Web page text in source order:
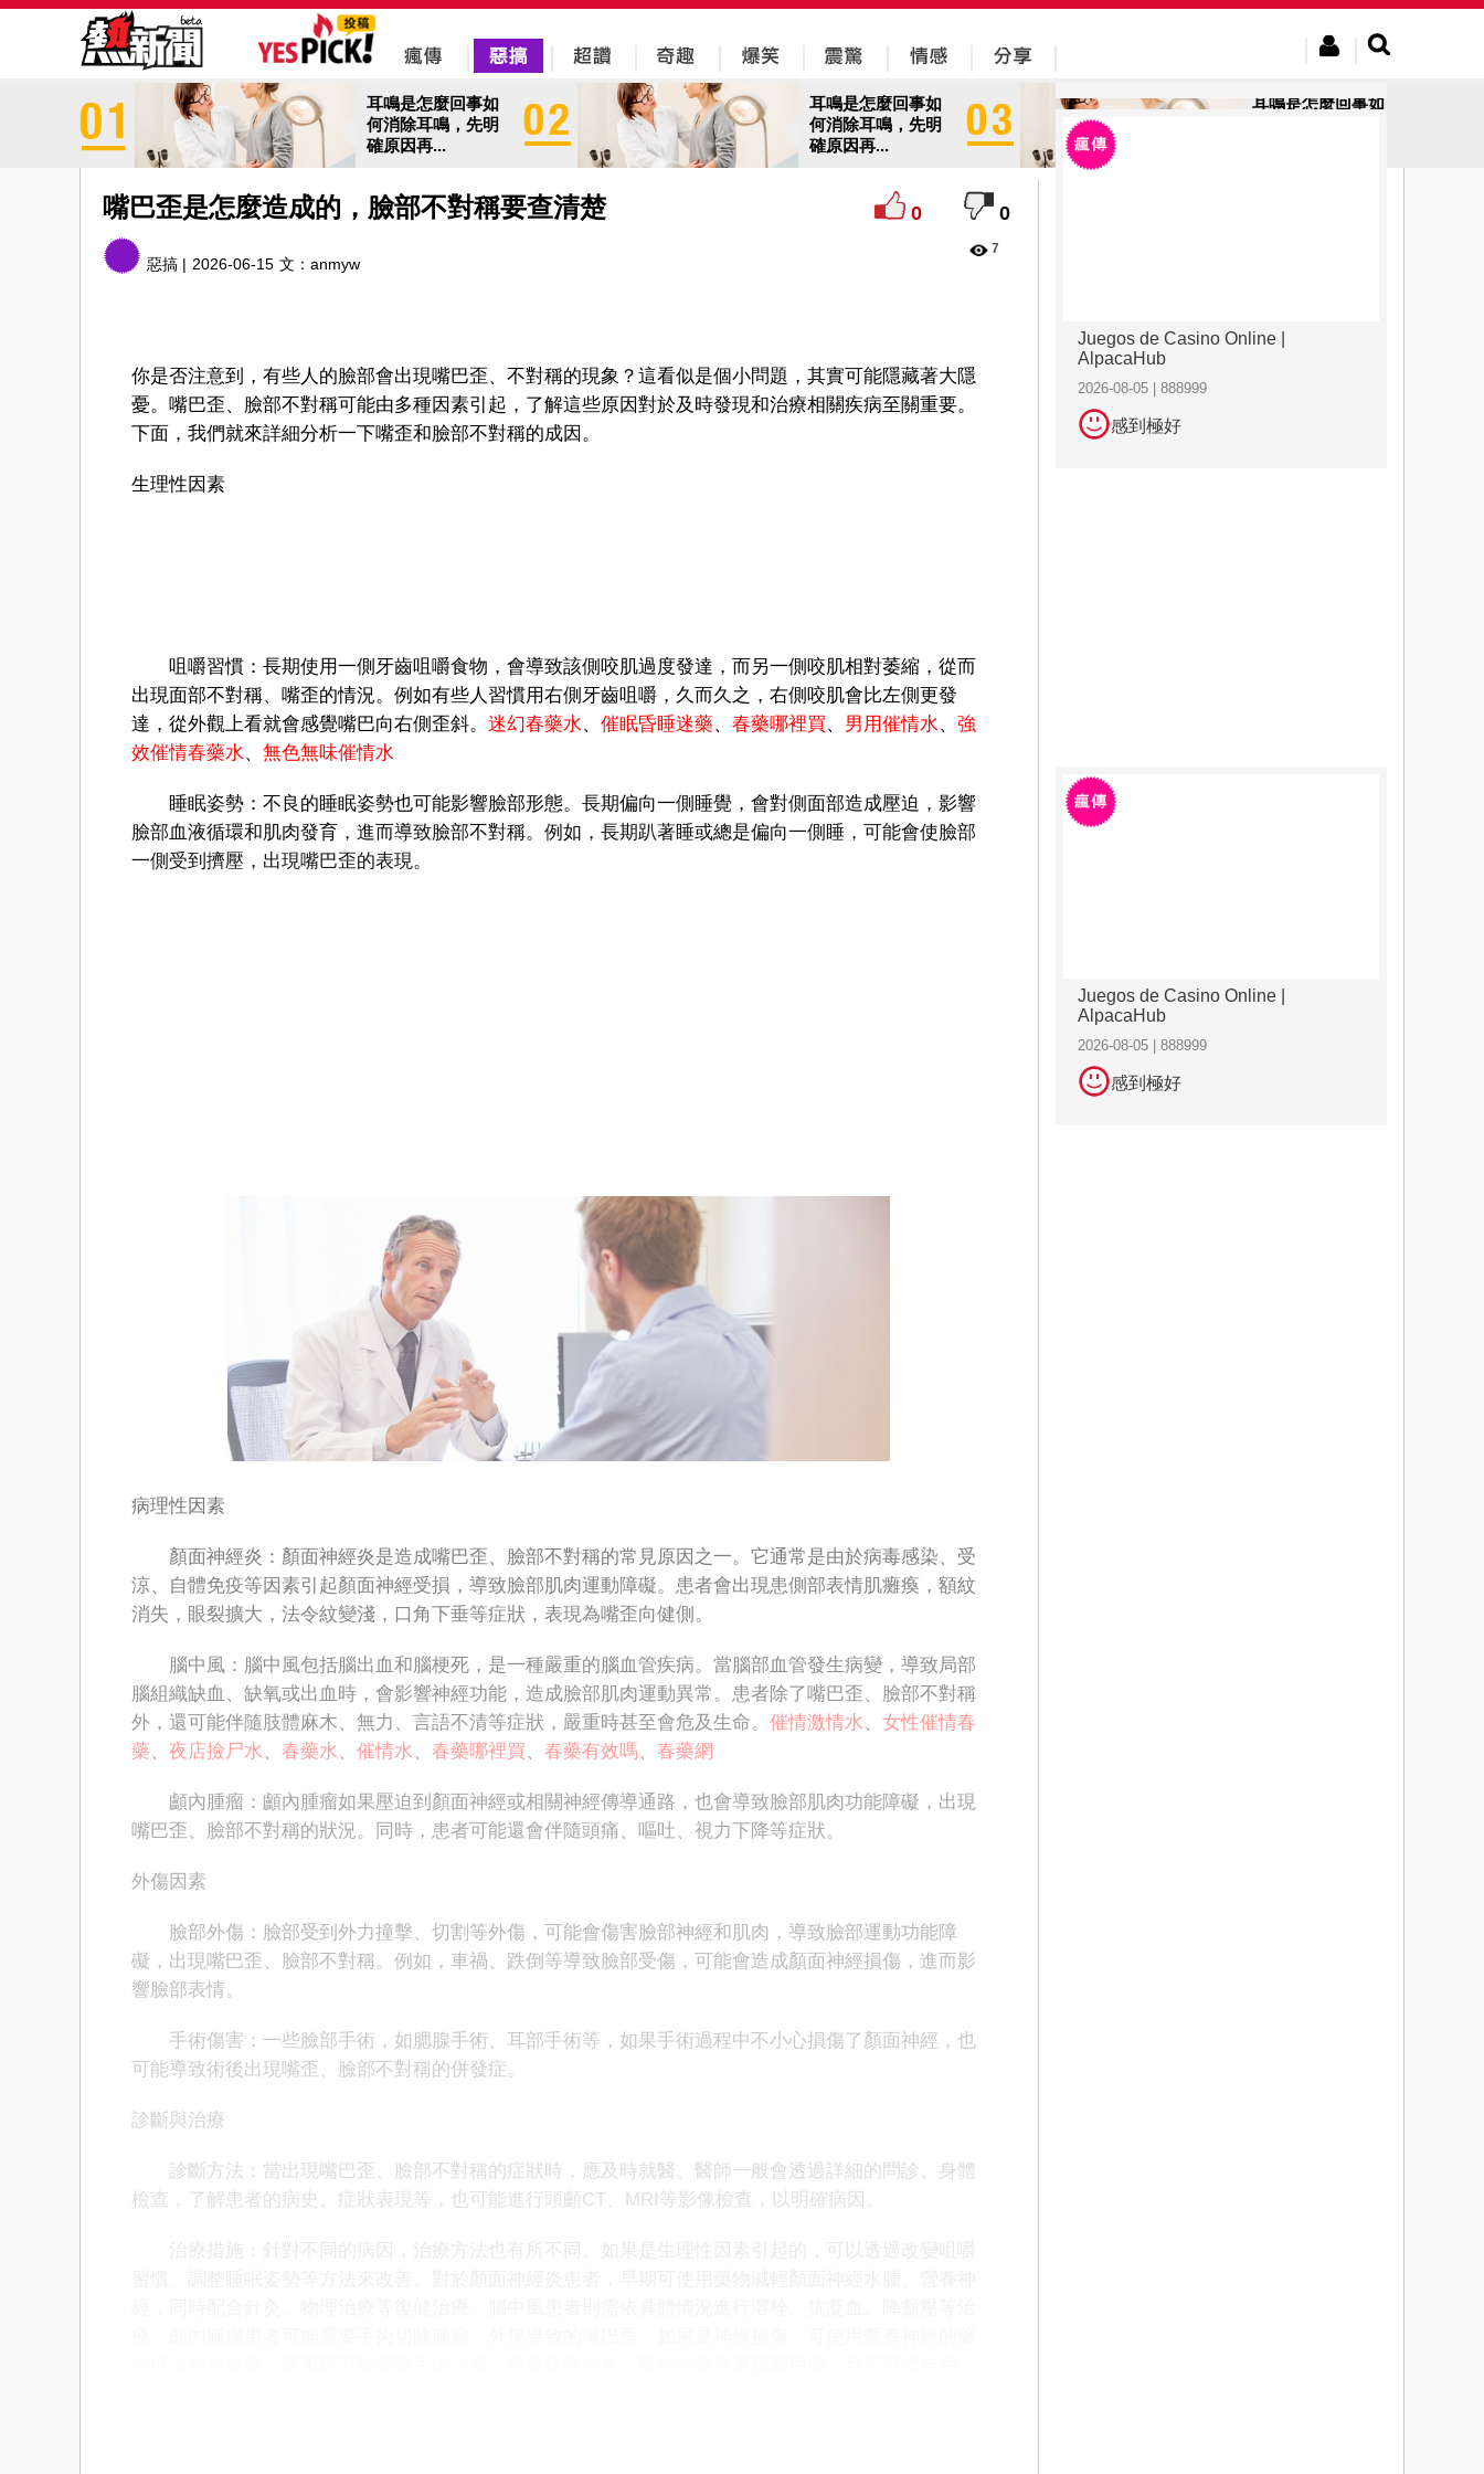
耳鳴是怎麼回事如
何消除耳鳴，先明
確原因再...
耳鳴是怎麼回事如
何消除耳鳴，先明
確原因再...
耳鳴是怎麼回事如
嘴巴歪是怎麼造成的，臉部不對稱要查清楚 0 0
惡搞 | 2026-06-15 文： anmyw
7
你是否注意到，有些人的臉部會出現嘴巴歪、不對稱的現象？這看似是個小問題，其實可能隱藏著大隱
憂。嘴巴歪、臉部不對稱可能由多種因素引起，了解這些原因對於及時發現和治療相關疾病至關重要。
下面，我們就來詳細分析一下嘴歪和臉部不對稱的成因。
生理性因素
咀嚼習慣：長期使用一側牙齒咀嚼食物，會導致該側咬肌過度發達，而另一側咬肌相對萎縮，從而
出現面部不對稱、嘴歪的情況。例如有些人習慣用右側牙齒咀嚼，久而久之，右側咬肌會比左側更發
達，從外觀上看就會感覺嘴巴向右側歪斜。 迷幻春藥水、 催眠昏睡迷藥、 春藥哪裡買、 男用催情水、 強
效催情春藥水、 無色無味催情水
睡眠姿勢：不良的睡眠姿勢也可能影響臉部形態。長期偏向一側睡覺，會對側面部造成壓迫，影響
臉部血液循環和肌肉發育，進而導致臉部不對稱。例如，長期趴著睡或總是偏向一側睡，可能會使臉部
一側受到擠壓，出現嘴巴歪的表現。
病理性因素
顏面神經炎：顏面神經炎是造成嘴巴歪、臉部不對稱的常見原因之一。它通常是由於病毒感染、受
涼、自體免疫等因素引起顏面神經受損，導致臉部肌肉運動障礙。患者會出現患側部表情肌癱瘓，額紋
消失，眼裂擴大，法令紋變淺，口角下垂等症狀，表現為嘴歪向健側。
腦中風：腦中風包括腦出血和腦梗死，是一種嚴重的腦血管疾病。當腦部血管發生病變，導致局部
腦組織缺血、缺氧或出血時，會影響神經功能，造成臉部肌肉運動異常。患者除了嘴巴歪、臉部不對稱
外，還可能伴隨肢體麻木、無力、言語不清等症狀，嚴重時甚至會危及生命。 催情激情水、 女性催情春
藥、 夜店撿尸水、 春藥水、 催情水、 春藥哪裡買、 春藥有效嗎、 春藥網
顱內腫瘤：顱內腫瘤如果壓迫到顏面神經或相關神經傳導通路，也會導致臉部肌肉功能障礙，出現
嘴巴歪、臉部不對稱的狀況。同時，患者可能還會伴隨頭痛、嘔吐、視力下降等症狀。
外傷因素
臉部外傷：臉部受到外力撞擊、切割等外傷，可能會傷害臉部神經和肌肉，導致臉部運動功能障
礙，出現嘴巴歪、臉部不對稱。例如，車禍、跌倒等導致臉部受傷，可能會造成顏面神經損傷，進而影
響臉部表情。
手術傷害：一些臉部手術，如腮腺手術、耳部手術等，如果手術過程中不小心損傷了顏面神經，也
可能導致術後出現嘴歪、臉部不對稱的併發症。
診斷與治療
診斷方法：當出現嘴巴歪、臉部不對稱的症狀時，應及時就醫。醫師一般會透過詳細的問診、身體
檢查，了解患者的病史、症狀表現等，也可能進行頭顱CT、MRI等影像檢查，以明確病因。
治療措施：針對不同的病因，治療方法也有所不同。如果是生理性因素引起的，可以透過改變咀嚼
Juegos de Casino Online |
AlpacaHub
2026-08-05 | 888999
感到極好
Juegos de Casino Online |
AlpacaHub
2026-08-05 | 888999
感到極好